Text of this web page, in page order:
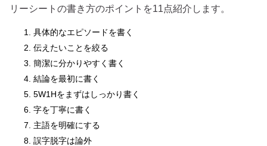
リーシートの書き方のポイントを11点紹介します。
具体的なエピソードを書く
伝えたいことを絞る
簡潔に分かりやすく書く
結論を最初に書く
5W1Hをまずはしっかり書く
字を丁寧に書く
主語を明確にする
誤字脱字は論外